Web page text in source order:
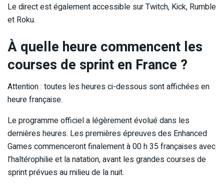
Le direct est également accessible sur Twitch, Kick, Rumble
et Roku.
À quelle heure commencent les
courses de sprint en France ?
Attention : toutes les heures ci-dessous sont affichées en
heure française.
Le programme officiel a légèrement évolué dans les
dernières heures. Les premières épreuves des Enhanced
Games commenceront finalement à 00 h 35 françaises avec
l’haltérophilie et la natation, avant les grandes courses de
sprint prévues au milieu de la nuit.